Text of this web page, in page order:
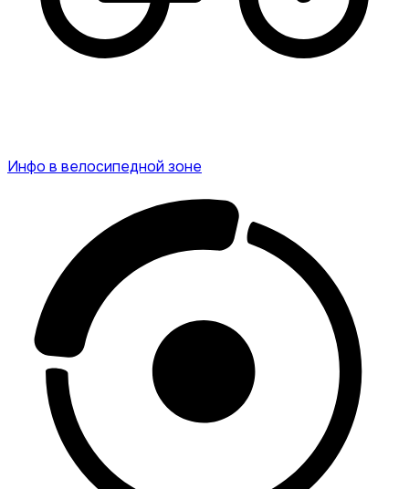
Инфо в велосипедной зоне